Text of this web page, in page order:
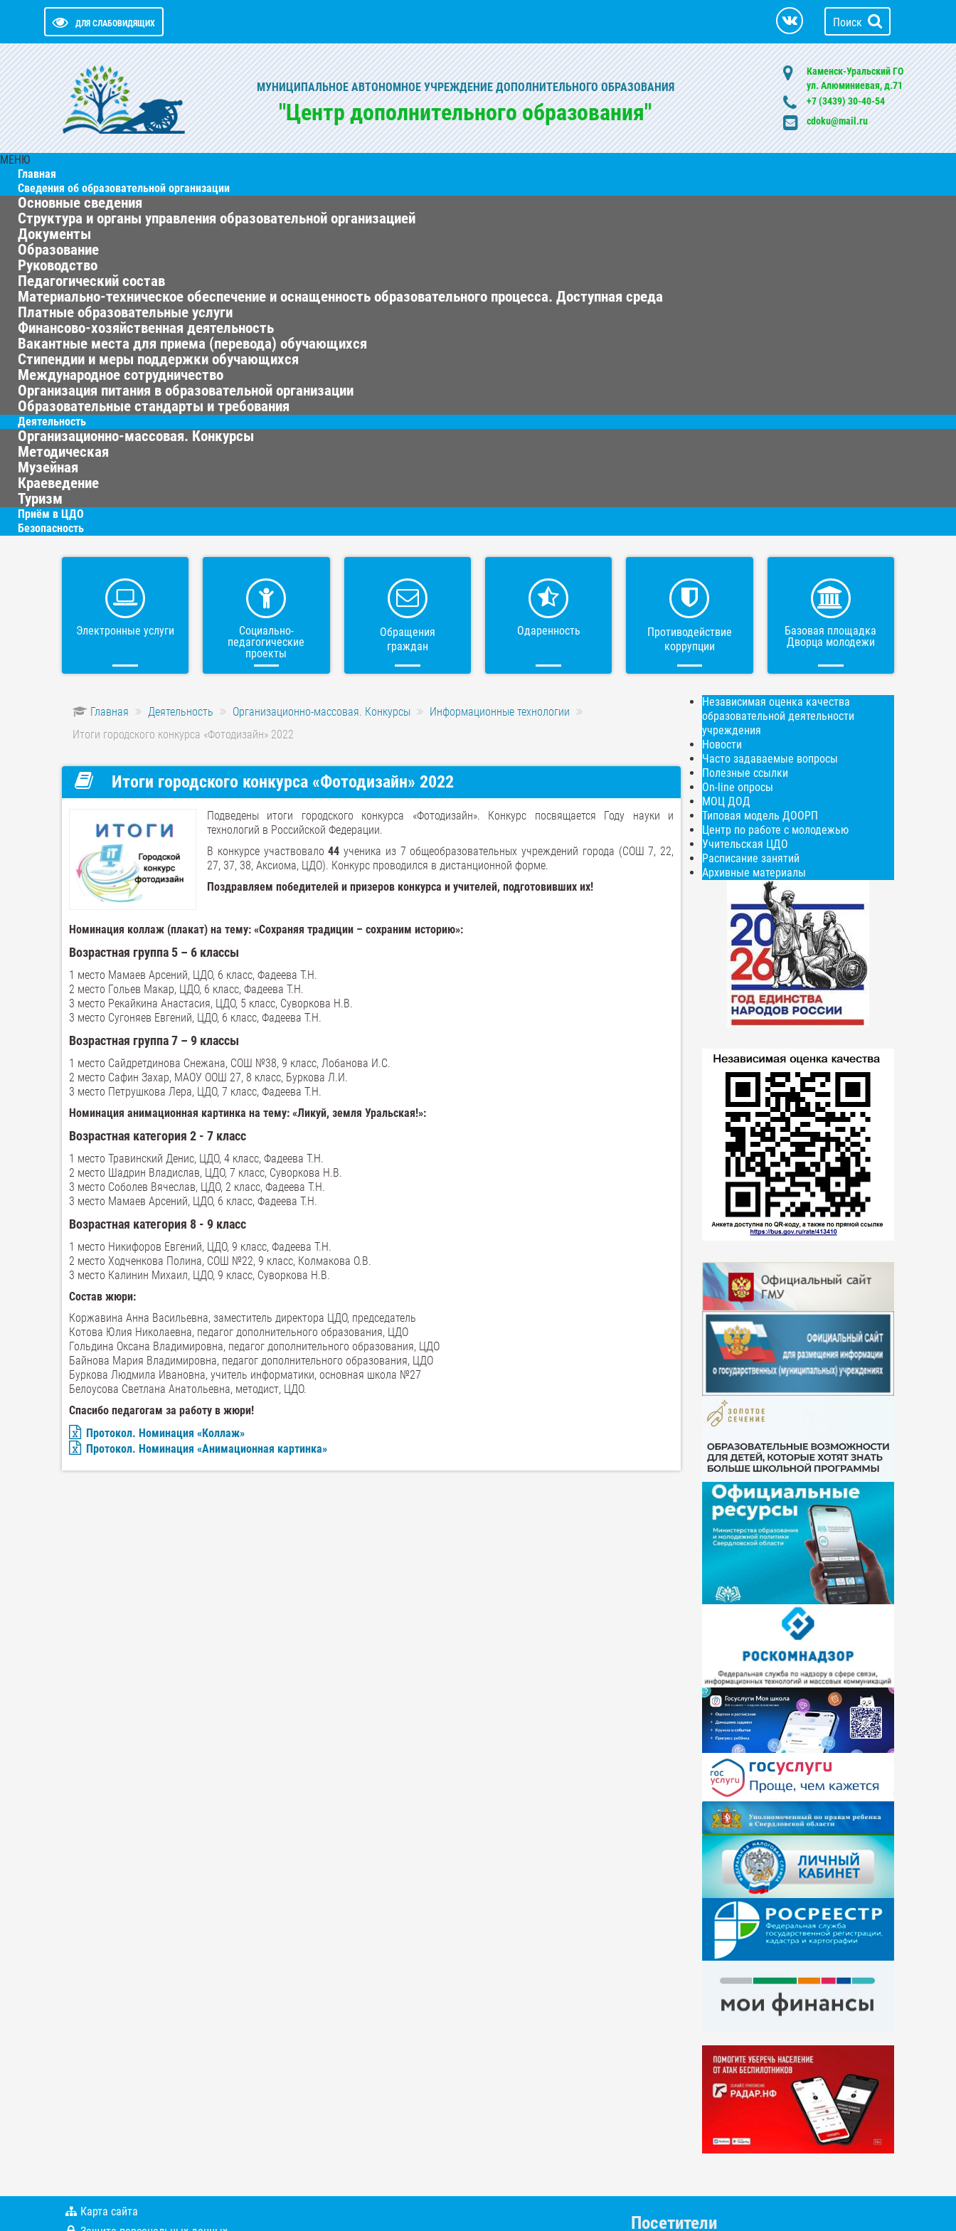
ДЛЯ СЛАБОВИДЯЩИХ Поиск
МУНИЦИПАЛЬНОЕ АВТОНОМНОЕ УЧРЕЖДЕНИЕ ДОПОЛНИТЕЛЬНОГО ОБРАЗОВАНИЯ
"Центр дополнительного образования"
Каменск-Уральский ГО
ул. Алюминиевая, д.71
+7 (3439) 30-40-54
cdoku@mail.ru
МЕНЮ
Главная
Сведения об образовательной организации
Основные сведения
Структура и органы управления образовательной организацией
Документы
Образование
Руководство
Педагогический состав
Материально-техническое обеспечение и оснащенность образовательного процесса. Доступная среда
Платные образовательные услуги
Финансово-хозяйственная деятельность
Вакантные места для приема (перевода) обучающихся
Стипендии и меры поддержки обучающихся
Международное сотрудничество
Организация питания в образовательной организации
Образовательные стандарты и требования
Деятельность
Организационно-массовая. Конкурсы
Методическая
Музейная
Краеведение
Туризм
Приём в ЦДО
Безопасность
Электронные услуги
Социально-
педагогические
проекты
Обращения
граждан
Одаренность
Противодействие
коррупции
Базовая площадка
Дворца молодежи
Главная Деятельность Организационно-массовая. Конкурсы
Информационные технологии
Итоги городского конкурса «Фотодизайн» 2022
Итоги городского конкурса «Фотодизайн» 2022
Подведены итоги городского конкурса «Фотодизайн». Конкурс посвящается Году науки и
технологий в Российской Федерации.
В конкурсе участвовало44 ученика из 7 общеобразовательных учреждений города (СОШ 7, 22,
27, 37, 38, Аксиома, ЦДО). Конкурс проводился в дистанционной форме.
Поздравляем победителей и призеров конкурса и учителей, подготовивших их!
Номинация коллаж (плакат) на тему: «Сохраняя традиции – сохраним историю»:
Возрастная группа 5 – 6 классы
1 место Мамаев Арсений, ЦДО, 6 класс, Фадеева Т.Н.
2 место Гольев Макар, ЦДО, 6 класс, Фадеева Т.Н.
3 место Рекайкина Анастасия, ЦДО, 5 класс, Суворкова Н.В.
3 место Сугоняев Евгений, ЦДО, 6 класс, Фадеева Т.Н.
Возрастная группа 7 – 9 классы
1 место Сайдретдинова Снежана, СОШ №38, 9 класс, Лобанова И.С.
2 место Сафин Захар, МАОУ ООШ 27, 8 класс, Буркова Л.И.
3 место Петрушкова Лера, ЦДО, 7 класс, Фадеева Т.Н.
Номинация ­анимационная картинка на тему: «Ликуй, земля Уральская!»:
Возрастная категория 2 - 7 класс
1 место Травинский Денис, ЦДО, 4 класс, Фадеева Т.Н.
2 место Шадрин Владислав, ЦДО, 7 класс, Суворкова Н.В.
3 место Соболев Вячеслав, ЦДО, 2 класс, Фадеева Т.Н.
3 место Мамаев Арсений, ЦДО, 6 класс, Фадеева Т.Н.
Возрастная категория 8 - 9 класс
1 место Никифоров Евгений, ЦДО, 9 класс, Фадеева Т.Н.
2 место Ходченкова Полина, СОШ №22, 9 класс, Колмакова О.В.
3 место Калинин Михаил, ЦДО, 9 класс, Суворкова Н.В.
Состав жюри:
Коржавина Анна Васильевна, заместитель директора ЦДО, председатель
Котова Юлия Николаевна, педагог дополнительного образования, ЦДО
Гольдина Оксана Владимировна, педагог дополнительного образования, ЦДО
Байнова Мария Владимировна, педагог дополнительного образования, ЦДО
Буркова Людмила Ивановна, учитель информатики, основная школа №27
Белоусова Светлана Анатольевна, методист, ЦДО.
Спасибо педагогам за работу в жюри!
Протокол. Номинация «Коллаж»
Протокол. Номинация «Анимационная картинка»
Независимая оценка качества
образовательной деятельности
учреждения
Новости
Часто задаваемые вопросы
Полезные ссылки
On-line опросы
МОЦ ДОД
Типовая модель ДООРП
Центр по работе с молодежью
Учительская ЦДО
Расписание занятий
Архивные материалы
Карта сайта
Посетители